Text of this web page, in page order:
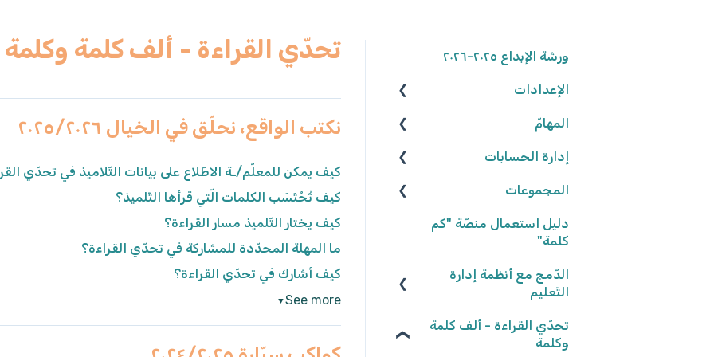
تحدّي القراءة - ألف كلمة وكلمة
نكتب الواقع، نحلّق في الخيال ٢٠٢٥/٢٠٢٦
كيف يمكن للمعلّم/ـة الاطّلاع على بيانات التّلاميذ في تحدّي
كيف تُحْتَسَب الكلمات الّتي قرأها التّلميذ؟
كيف يختار التّلميذ مسار القراءة؟
ما المهلة المحدّدة للمشاركة في تحدّي القراءة؟
كيف أشارك في تحدّي القراءة؟
See more
▼
ورشة الإبداع ٢٠٢٥-٢٠٢٦
الإعدادات
الوصول إلى المنصّة
كلمة المرور
البيانات الشّخصيّة
شروط وأحكام
المهامّ
البحث عن الموارد
تعديل المهامّ
إعدادات المهامّ
حلّ المهامّ وتسليمها
تصحيح المهامّ وتفقّدها
إدارة الحسابات
المعلّمون/ـات
التّلاميذ
المجموعات
إنشاء المجموعات
إحصاءات المجموعات
دليل استعمال منصّة "كم
كلمة"
الدّمج مع أنظمة إدارة
التّعليم
كلاسلينك - ClassLink
تحدّي القراءة - ألف كلمة
وكلمة